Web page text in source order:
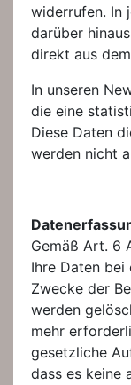
widerrufen. In
darüber
direkt aus
In unseren
die eine
Diese Daten
werden nicht
Gemäß Art. 6
Ihre Daten bei
Zwecke der
werden
mehr
gesetzliche
dass es keine